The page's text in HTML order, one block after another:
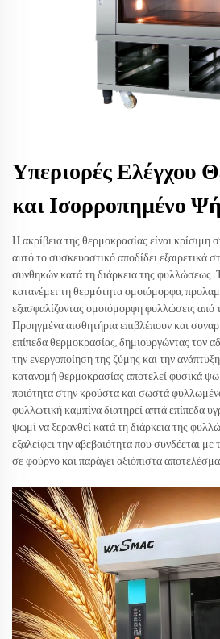
Υπεριορές Ελέγχου
και Ισορροπημένο
Η ακρίβεια της θερμοκρασίας είναι κρίσιμη
αυτό το συσκευαστικό αποδίδει εξαιρετικά
συνθηκών κατά τη διάρκεια της φυλλώσεως.
κατανέμει τη θερμότητα ομοιόμορφα,
εξασφαλίζοντας ομοιόμορφη φυλλώσεις από
Προηγμένα αισθητήρια επιβλέπουν και
επίπεδα θερμοκρασίας, δημιουργώντας τον
την ενεργοποίηση της ζύμης και την
κατανομή θερμοκρασίας αποτελεί φυσικά
ποιότητα στην κρούστα και σωστά
φυλλωτική καμπίνα διατηρεί απτά επίπεδα
ψωμί να ξερανθεί κατά τη διάρκεια της
εξαλείφει την αβεβαιότητα που συνδέεται
σε φούρνο και παράγει αξιόπιστα